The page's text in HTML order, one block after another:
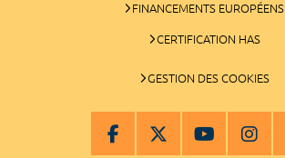
FINANCEMENTS EUROPÉENS
CERTIFICATION HAS
GESTION DES COOKIES